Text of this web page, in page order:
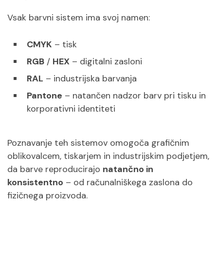
Vsak barvni sistem ima svoj namen:
CMYK – tisk
RGB / HEX – digitalni zasloni
RAL – industrijska barvanja
Pantone – natančen nadzor barv pri tisku in
korporativni identiteti
Poznavanje teh sistemov omogoča grafičnim
oblikovalcem, tiskarjem in industrijskim podjetjem,
da barve reproducirajo natančno in
konsistentno – od računalniškega zaslona do
fizičnega proizvoda.